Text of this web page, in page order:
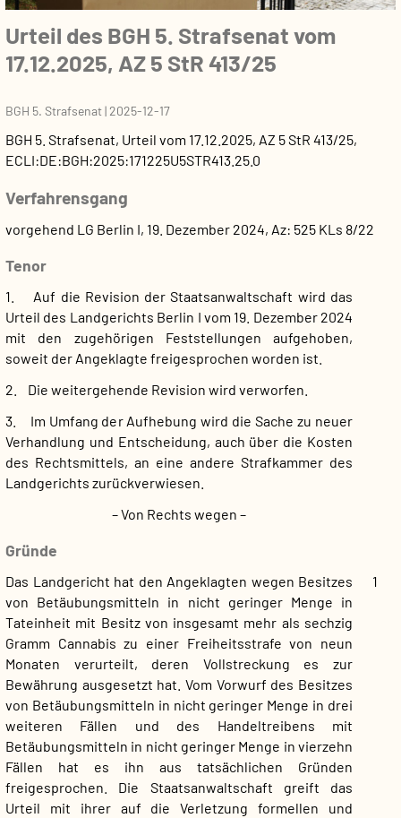
Urteil des BGH 5. Strafsenat vom
17.12.2025, AZ 5 StR 413/25
BGH 5. Strafsenat|2025-12-17
BGH 5. Strafsenat, Urteil vom 17.12.2025, AZ 5 StR 413/25,
ECLI:DE:BGH:2025:171225U5STR413.25.0
Verfahrensgang
vorgehend LG Berlin I, 19. Dezember 2024, Az: 525 KLs 8/22
Tenor
1. Auf die Revision der Staatsanwaltschaft wird das
Urteil des Landgerichts Berlin I vom 19. Dezember 2024
mit den zugehörigen Feststellungen aufgehoben,
soweit der Angeklagte freigesprochen worden ist.
2. Die weitergehende Revision wird verworfen.
3. Im Umfang der Aufhebung wird die Sache zu neuer
Verhandlung und Entscheidung, auch über die Kosten
des Rechtsmittels, an eine andere Strafkammer des
Landgerichts zurückverwiesen.
– Von Rechts wegen –
Gründe
1
Das Landgericht hat den Angeklagten wegen Besitzes
von Betäubungsmitteln in nicht geringer Menge in
Tateinheit mit Besitz von insgesamt mehr als sechzig
Gramm Cannabis zu einer Freiheitsstrafe von neun
Monaten verurteilt, deren Vollstreckung es zur
Bewährung ausgesetzt hat. Vom Vorwurf des Besitzes
von Betäubungsmitteln in nicht geringer Menge in drei
weiteren Fällen und des Handeltreibens mit
Betäubungsmitteln in nicht geringer Menge in vierzehn
Fällen hat es ihn aus tatsächlichen Gründen
freigesprochen. Die Staatsanwaltschaft greift das
Urteil mit ihrer auf die Verletzung formellen und